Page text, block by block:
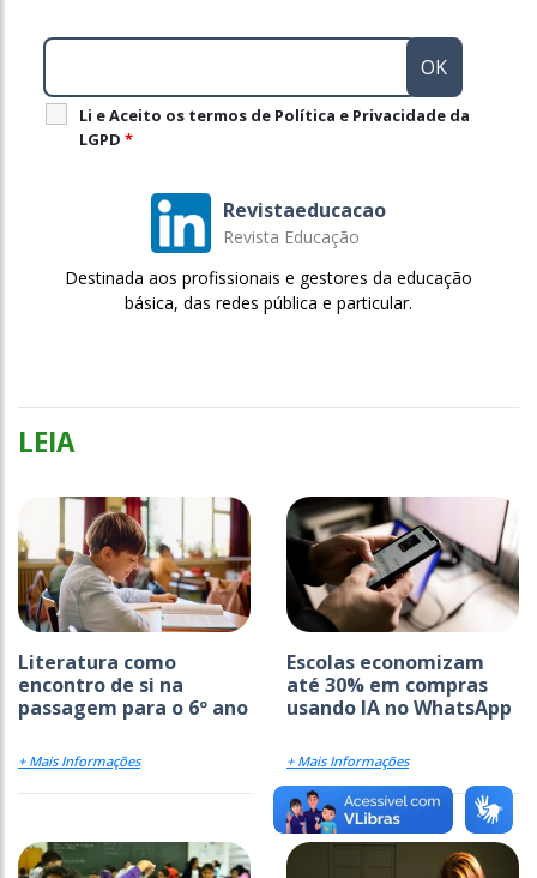
Li e Aceito os termos de Política e Privacidade da
LGPD *
Revistaeducacao
Revista Educação
Destinada aos profissionais e gestores da educação
básica, das redes pública e particular.
LEIA
Literatura como
encontro de si na
passagem para o 6º ano
+ Mais Informações
Escolas economizam
até 30% em compras
usando IA no WhatsApp
+ Mais Informações